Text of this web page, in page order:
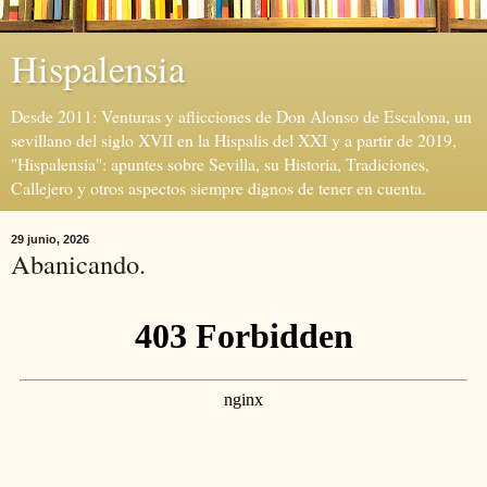
Hispalensia
Desde 2011: Venturas y aflicciones de Don Alonso de Escalona, un
sevillano del siglo XVII en la Hispalis del XXI y a partir de 2019,
"Hispalensia": apuntes sobre Sevilla, su Historia, Tradiciones,
Callejero y otros aspectos siempre dignos de tener en cuenta.
29 junio, 2026
Abanicando.